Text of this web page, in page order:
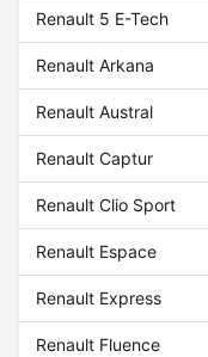
Renault 5 E-Tech
Renault Arkana
Renault Austral
Renault Captur
Renault Clio Sport
Renault Espace
Renault Express
Renault Fluence